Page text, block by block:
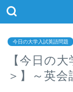
今日の大学入試英語問題
【今日の
＞】～英